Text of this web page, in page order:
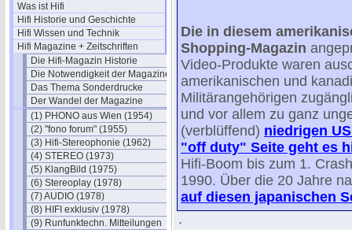
Was ist Hifi
Hifi Historie und Geschichte
Hifi Wissen und Technik
Hifi Magazine + Zeitschriften
Die Hifi-Magazin Historie
Die Notwendigkeit der Magazine
Das Thema Sonderdrucke
Der Wandel der Magazine
(1) PHONO aus Wien (1954)
(2) "fono forum" (1955)
(3) Hifi-Stereophonie (1962)
(4) STEREO (1973)
(5) KlangBild (1975)
(6) Stereoplay (1978)
(7) AUDIO (1978)
(8) HIFI exklusiv (1978)
(9) Runfunktechn. Mitteilungen
Die in diesem
Shopping-Magazin
Video-Produkte waren
amerikanischen und
Militärangehörigen
und vor allem zu ganz
(verblüffend) niedrigen
"off duty" Seite geht es
Hifi-Boom bis zum 1.
1990. Über die 20 Jahre
auf diesen japanischen
.